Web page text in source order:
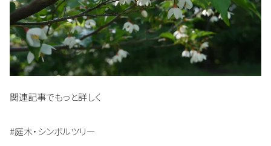
関連記事でもっと詳しく
#庭木・シンボルツリー